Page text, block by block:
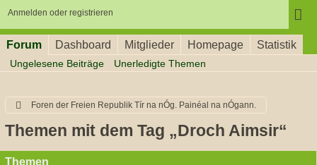
Anmelden oder registrieren
Forum Dashboard Mitglieder Homepage Statistik
Ungelesene Beiträge Unerledigte Themen
Foren der Freien Republik Tír na nÓg. Painéal na nÓgann.
Themen mit dem Tag „Droch Aimsir“
Themen